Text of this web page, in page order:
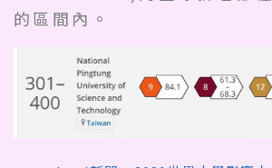
的區間內。